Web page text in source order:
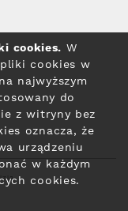
cookies. W
cookies w
najwyższym
do
z witryny bez
oznacza, że
urządzeniu
w każdym
cookies.